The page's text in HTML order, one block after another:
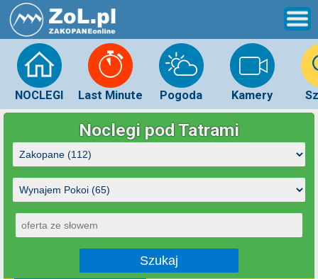
NOCLEGI Last Minute Pogoda Kamery
Noclegi pod Tatrami